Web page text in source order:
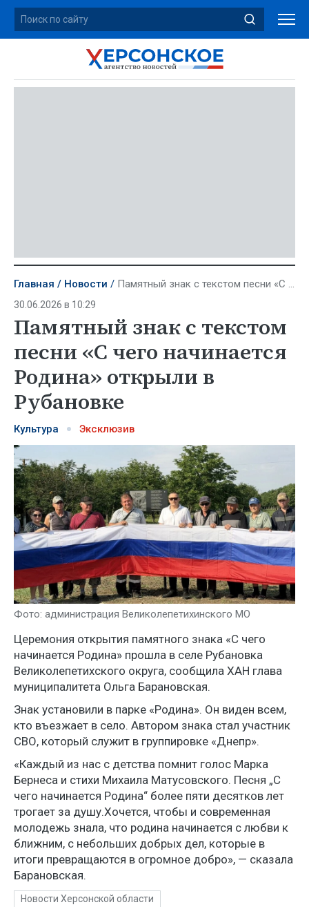
Главная Новости Памятный знак с текстом песни «С чего начинается Родина» открыли в Рубановке
30.06.2026 в 10:29
Памятный знак с текстом
песни «С чего начинается
Родина» открыли в
Рубановке
Культура Эксклюзив
Фото: администрация Великолепетихинского МО
Церемония открытия памятного знака «С чего
начинается Родина» прошла в селе Рубановка
Великолепетихского округа, сообщила ХАН глава
муниципалитета Ольга Барановская.
Знак установили в парке «Родина». Он виден всем,
кто въезжает в село. Автором знака стал участник
СВО, который служит в группировке «Днепр».
«Каждый из нас с детства помнит голос Марка
Бернеса и стихи Михаила Матусовского. Песня „С
чего начинается Родина“ более пяти десятков лет
трогает за душу.Хочется, чтобы и современная
молодежь знала, что родина начинается с любви к
ближним, с небольших добрых дел, которые в
итоги превращаются в огромное добро», — сказала
Барановская.
Новости Херсонской области